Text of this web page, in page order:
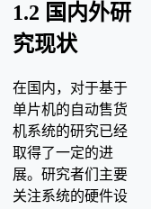
1.2 国内外研
究现状
在国内，对于基于
单片机的自动售货
机系统的研究已经
取得了一定的进
展。研究者们主要
关注系统的硬件设